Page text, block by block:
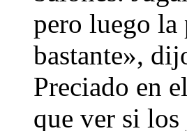
pero luego la
bastante»,
Preciado en
que ver si los